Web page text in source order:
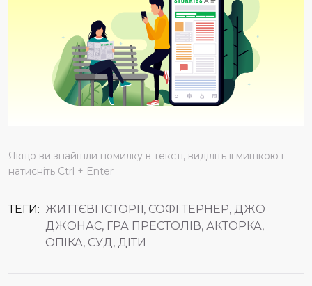
Якщо ви знайшли помилку в тексті, виділіть її мишкою і
натисніть Ctrl + Enter
ТЕГИ: ЖИТТЄВІ ІСТОРІЇ, СОФІ ТЕРНЕР, ДЖО
ДЖОНАС, ГРА ПРЕСТОЛІВ, АКТОРКА,
ОПІКА, СУД, ДІТИ